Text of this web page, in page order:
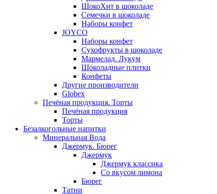
ШокоХит в шоколаде
Семечки в шоколаде
Наборы конфет
JOYCO
Наборы конфет
Сухофрукты в шоколаде
Мармелад. Лукум
Шоколадные плитки
Конфеты
Другие производители
Globex
Печёная продукция. Торты
Печёная продукция
Торты
Безалкогольные напитки
Минеральная Вода
Джермук. Бюрег
Джермук
Джермук классика
Со вкусом лимона
Бюрег
Татни